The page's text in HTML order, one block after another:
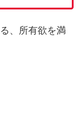
、所有欲を満